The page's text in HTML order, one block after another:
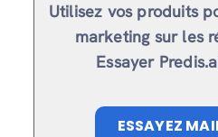
Utilisez vos produits
marketing sur les
Essayer
ESSAYEZ